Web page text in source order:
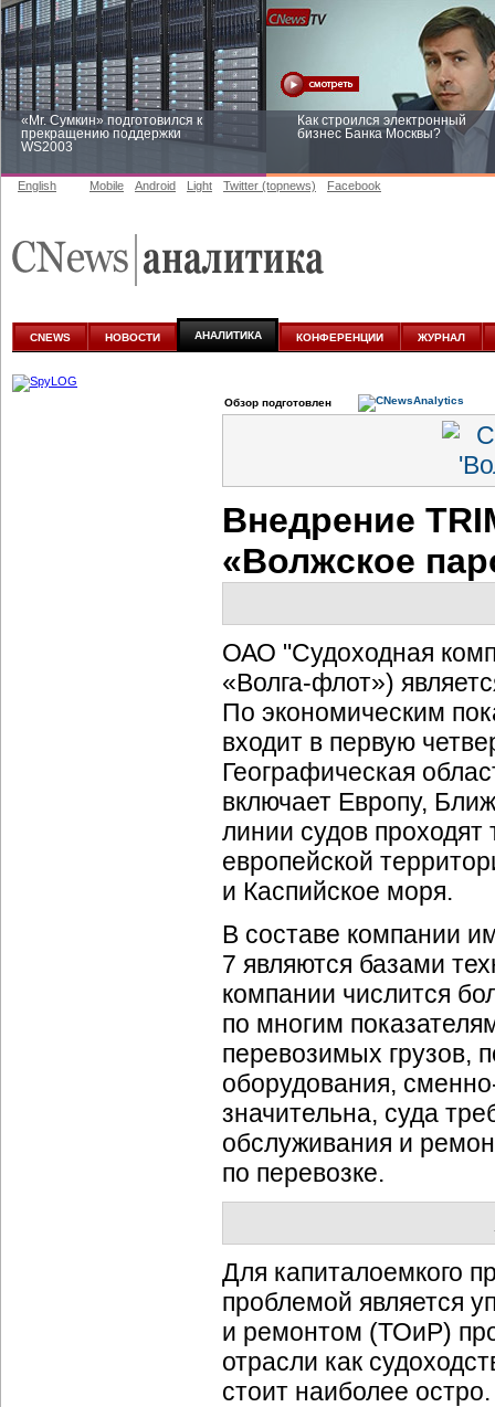
«Mr. Сумкин» подготовился к
прекращению поддержки
WS2003
Как строился электронный
бизнес Банка Москвы?
аналитике
English Mobile Android Light Twitter (topnews) Facebook
CNEWS НОВОСТИ АНАЛИТИКА КОНФЕРЕНЦИИ ЖУРНАЛ
Обзор подготовлен
Внедрение
«Волжское
ОАО "Судоходная
«Волга-флот»)
По экономическим
входит в первую
Географическая
включает Европу,
линии судов проходят
европейской
и Каспийское моря.
В составе компании
7 являются базами
компании числится
по многим
перевозимых грузов,
оборудования,
значительна, суда
обслуживания и
по перевозке.
Для капиталоемкого
проблемой является
и ремонтом (ТОиР)
отрасли как
стоит наиболее остро.